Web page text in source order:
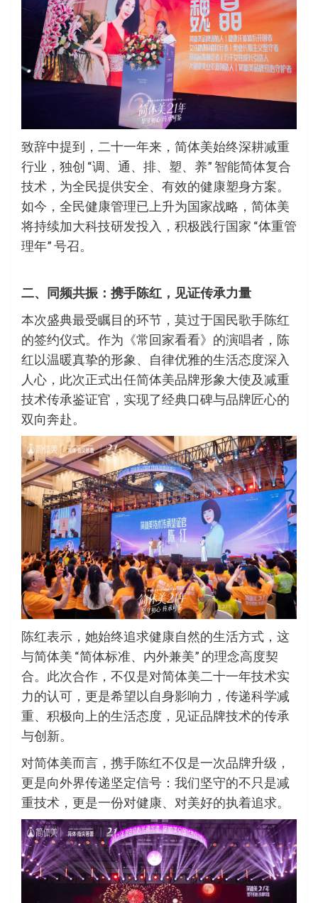
致辞中提到，二十一年来，简体美始终深耕减重
行业，独创 “调、通、排、塑、养” 智能简体复合
技术，为全民提供安全、有效的健康塑身方案。
如今，全民健康管理已上升为国家战略，简体美
将持续加大科技研发投入，积极践行国家 “体重管
理年” 号召。
二、同频共振：携手陈红，见证传承力量
本次盛典最受瞩目的环节，莫过于国民歌手陈红
的签约仪式。作为《常回家看看》的演唱者，陈
红以温暖真挚的形象、自律优雅的生活态度深入
人心，此次正式出任简体美品牌形象大使及减重
技术传承鉴证官，实现了经典口碑与品牌匠心的
双向奔赴。
陈红表示，她始终追求健康自然的生活方式，这
与简体美 “简体标准、内外兼美” 的理念高度契
合。此次合作，不仅是对简体美二十一年技术实
力的认可，更是希望以自身影响力，传递科学减
重、积极向上的生活态度，见证品牌技术的传承
与创新。
对简体美而言，携手陈红不仅是一次品牌升级，
更是向外界传递坚定信号：我们坚守的不只是减
重技术，更是一份对健康、对美好的执着追求。